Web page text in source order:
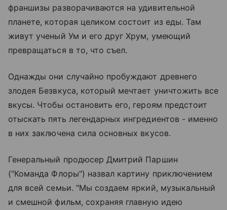
франшизы разворачиваются на удивительной
планете, которая целиком состоит из еды. Там
живут ученый Ум и его друг Хрум, умеющий
превращаться в то, что съел.
Однажды они случайно пробуждают древнего
злодея Безвкуса, который мечтает уничтожить все
вкусы. Чтобы остановить его, героям предстоит
отыскать пять легендарных ингредиентов - именно
в них заключена сила основных вкусов.
Генеральный продюсер Дмитрий Паршин
("Команда Флоры") назвал картину приключением
для всей семьи. "Мы создаем яркий, музыкальный
и смешной фильм, сохраняя главную идею